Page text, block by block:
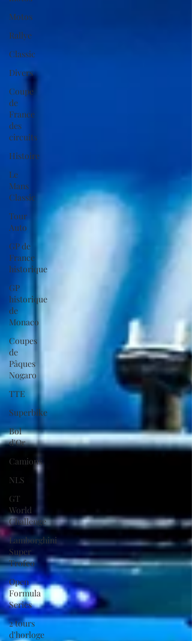
Motos
Rallye
Classic
Divers
Coupe
de
France
des
circuits
Histoire
Le
Mans
Classic
Tour
Auto
GP de
France
historique
GP
historique
de
Monaco
Coupes
de
Pâques
Nogaro
TTE
Superbike
Bol
d'Or
Camions
NLS
GT
World
Challenge
Lamborghini
Super
Trofeo
Open
Formula
Series
2 tours
d'horloge